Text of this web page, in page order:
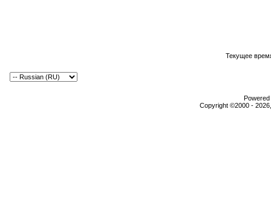
Текущее
Copyright ©2000 -